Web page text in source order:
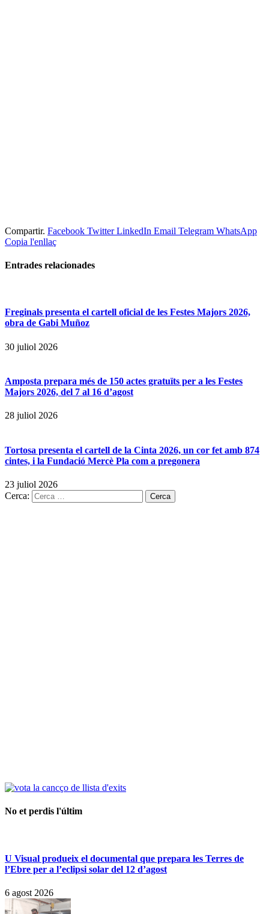
Compartir. Facebook Twitter LinkedIn Email Telegram WhatsApp
Copia l'enllaç
Entrades relacionades
Freginals presenta el cartell oficial de les Festes Majors 2026,
obra de Gabi Muñoz
30 juliol 2026
Amposta prepara més de 150 actes gratuïts per a les Festes
Majors 2026, del 7 al 16 d’agost
28 juliol 2026
Tortosa presenta el cartell de la Cinta 2026, un cor fet amb 874
cintes, i la Fundació Mercè Pla com a pregonera
23 juliol 2026
Cerca:
No et perdis l'últim
U Visual produeix el documental que prepara les Terres de
l’Ebre per a l’eclipsi solar del 12 d’agost
6 agost 2026